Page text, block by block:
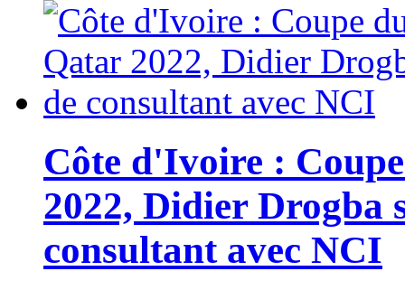
Côte d'Ivoire :
2022, Didier Drogba
consultant avec NCI